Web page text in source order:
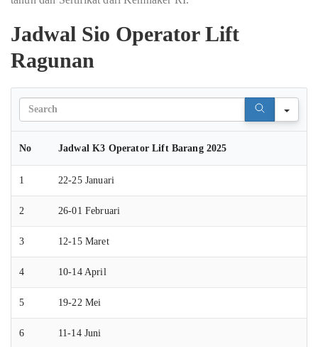
Jadwal Sio Operator Lift
Ragunan
No Jadwal K3 Operator Lift Barang 2025
1 22-25 Januari
2 26-01 Februari
3 12-15 Maret
4 10-14 April
5 19-22 Mei
6 11-14 Juni